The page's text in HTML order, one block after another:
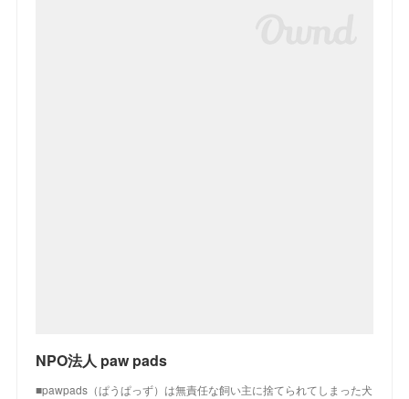
NPO法人 paw pads
■pawpads（ぱうぱっず）は無責任な飼い主に捨てられてしまった犬